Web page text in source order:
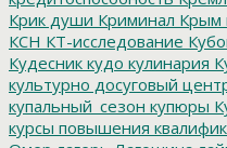
Крик души Криминал Крым
КСН КТ-исследование
Кудесник кудо кулинария
культурно досуговый
купальный_сезон купюры
курсы повышения